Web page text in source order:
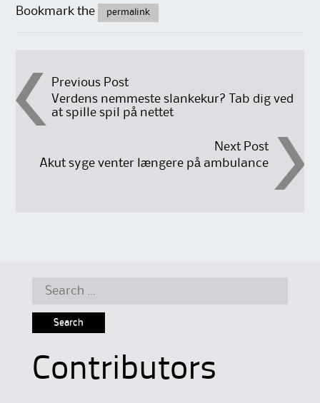
Bookmark the permalink
Post
navigation
Previous Post
Verdens nemmeste slankekur? Tab dig ved
at spille spil på nettet
Next Post
Akut syge venter længere på ambulance
Search
Contributors